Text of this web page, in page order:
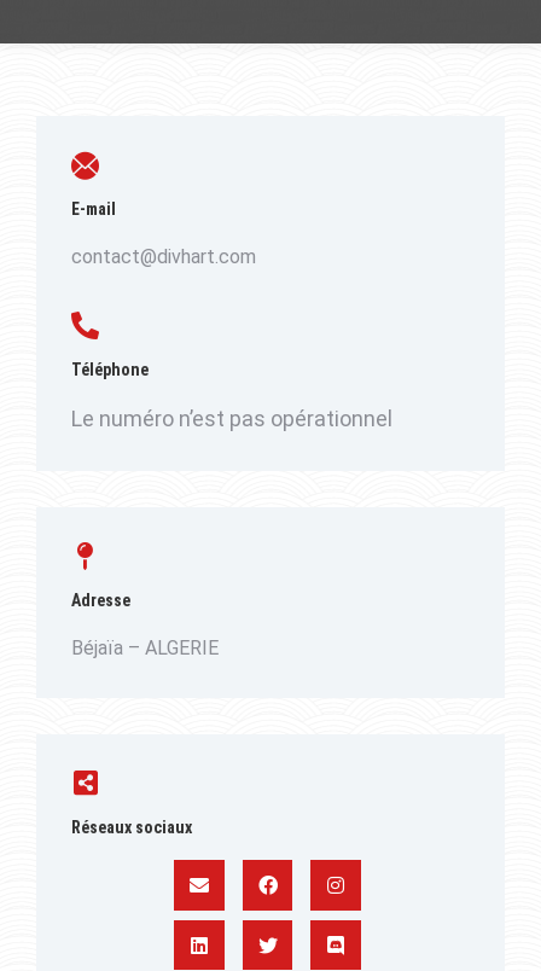
E-mail
contact@divhart.com
Téléphone
Le numéro n’est pas opérationnel
Adresse
Béjaïa – ALGERIE
Réseaux sociaux